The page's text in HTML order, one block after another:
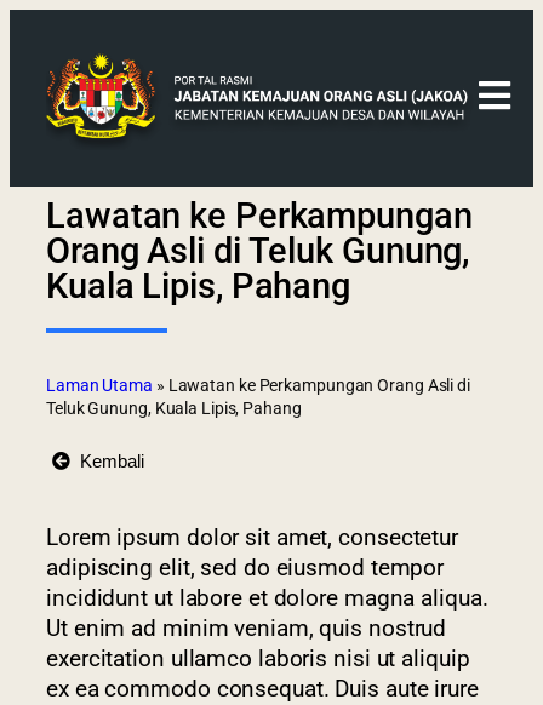
Lawatan ke Perkampungan
Orang Asli di Teluk Gunung,
Kuala Lipis, Pahang
Laman Utama » Lawatan ke Perkampungan Orang Asli di
Teluk Gunung, Kuala Lipis, Pahang
Kembali
Lorem ipsum dolor sit amet, consectetur
adipiscing elit, sed do eiusmod tempor
incididunt ut labore et dolore magna aliqua.
Ut enim ad minim veniam, quis nostrud
exercitation ullamco laboris nisi ut aliquip
ex ea commodo consequat. Duis aute irure